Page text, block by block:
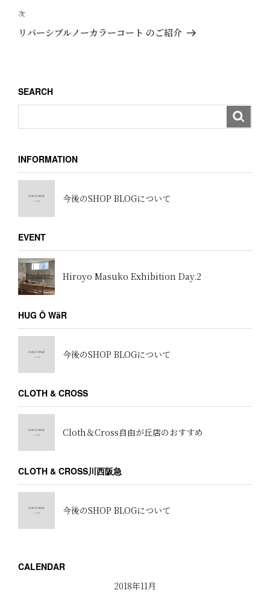
ビ
ゲ
ン
投
稿
次
の
次
リバーシブルノーカラーコート のご紹介
SEARCH
INFORMATION
今後のSHOP BLOGについて
EVENT
Hiroyo Masuko Exhibition Day.2
HUG Ō WäR
今後のSHOP BLOGについて
CLOTH & CROSS
Cloth＆Cross自由が丘店のおすすめ
CLOTH & CROSS川西阪急
今後のSHOP BLOGについて
CALENDAR
2018年11月